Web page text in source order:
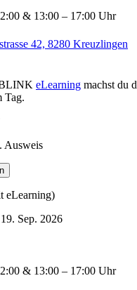
& 13:00 – 17:00 Uhr
42, 8280 Kreuzlingen
eLearning machst du
Tag.
Ausweis
eLearning)
Sep. 2026
& 13:00 – 17:00 Uhr